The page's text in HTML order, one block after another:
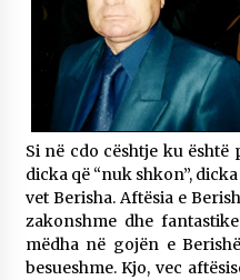
28/01/2026
Mbi kockat e martirëve
17/10/2025
Gazeta Kallarati nr. 115
14/10/2025
Faksimilet e një 83 vjetori
Vexhi Buharaja për Heroin e
Selami.
04/10/2025
Si në cdo cështje ku
dicka që “nuk shkon”,
vet Berisha. Aftësia e
zakonshme dhe
mëdha në gojën e
besueshme. Kjo, vec